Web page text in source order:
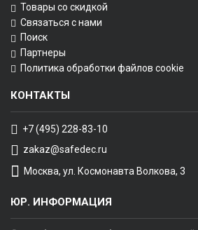
Товары со скидкой
Связаться с нами
Поиск
Партнеры
Политика обработки файлов cookie
КОНТАКТЫ
+7 (495) 228-83-10
zakaz@safedec.ru
Москва, ул. Космонавта Волкова, 3
ЮР. ИНФОРМАЦИЯ